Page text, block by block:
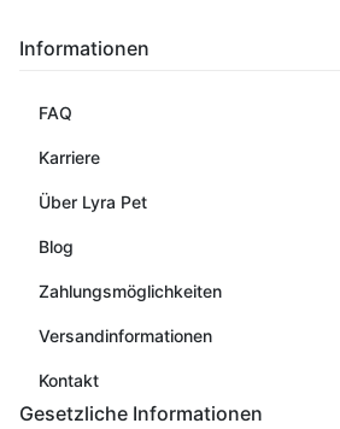
Informationen
FAQ
Karriere
Über Lyra Pet
Blog
Zahlungsmöglichkeiten
Versandinformationen
Kontakt
Gesetzliche Informationen